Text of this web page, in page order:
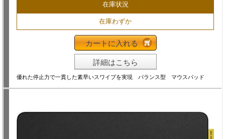
在庫状況
在庫わずか
カートに入れる
詳細はこちら
優れた停止力で一貫した素早いスワイプを実現 バランス型 マウスパッド